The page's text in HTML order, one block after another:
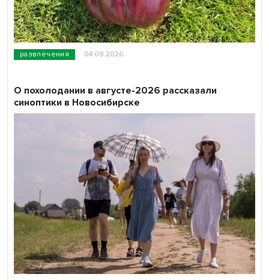
развлечения 04.08.2026
О похолодании в августе-2026 рассказали
синоптики в Новосибирске